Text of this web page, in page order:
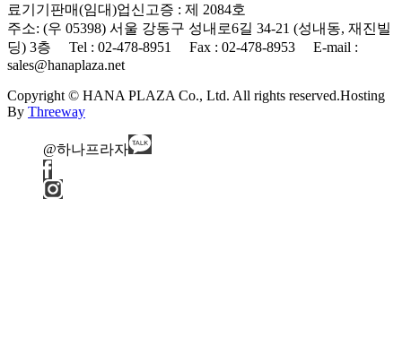
료기기판매(임대)업신고증 : 제 2084호
주소: (우 05398) 서울 강동구 성내로6길 34-21 (성내동, 재진빌
딩) 3층 Tel : 02-478-8951 Fax : 02-478-8953 E-mail :
sales@hanaplaza.net
Copyright © HANA PLAZA Co., Ltd. All rights reserved.Hosting
By Threeway
@하나프라자